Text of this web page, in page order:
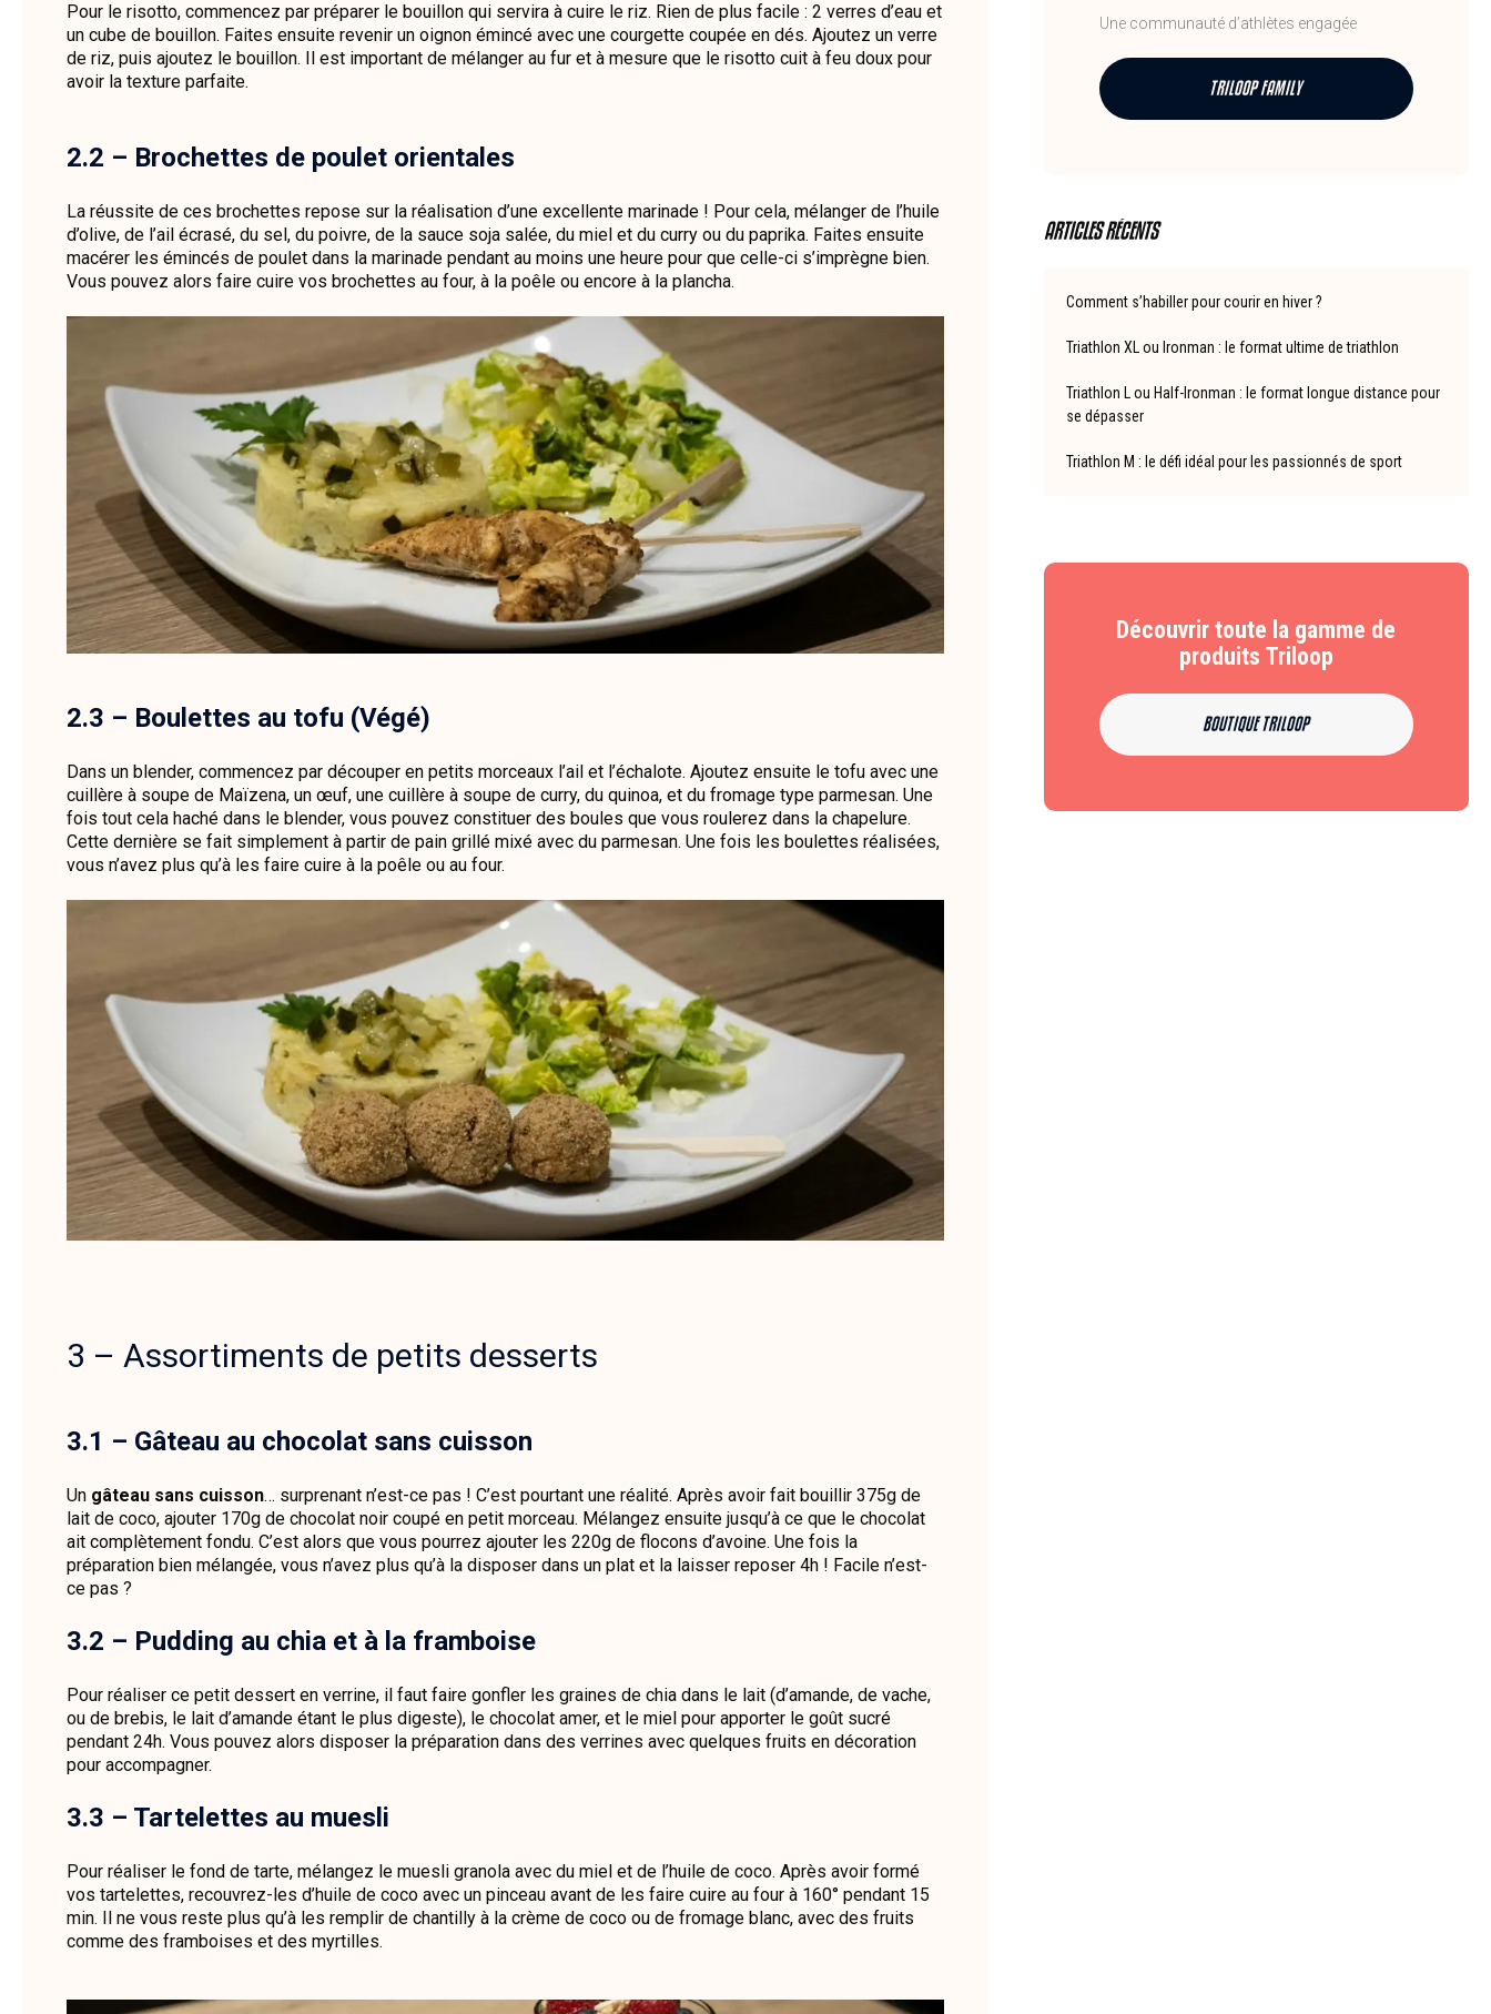
Pour le risotto, commencez par préparer le bouillon qui servira à cuire le riz. Rien de plus facile : 2 verres d’eau et
un cube de bouillon. Faites ensuite revenir un oignon émincé avec une courgette coupée en dés. Ajoutez un verre
de riz, puis ajoutez le bouillon. Il est important de mélanger au fur et à mesure que le risotto cuit à feu doux pour
avoir la texture parfaite.
2.2 – Brochettes de poulet orientales
La réussite de ces brochettes repose sur la réalisation d’une excellente marinade ! Pour cela, mélanger de l’huile
d’olive, de l’ail écrasé, du sel, du poivre, de la sauce soja salée, du miel et du curry ou du paprika. Faites ensuite
macérer les émincés de poulet dans la marinade pendant au moins une heure pour que celle-ci s’imprègne bien.
Vous pouvez alors faire cuire vos brochettes au four, à la poêle ou encore à la plancha.
2.3 – Boulettes au tofu (Végé)
Dans un blender, commencez par découper en petits morceaux l’ail et l’échalote. Ajoutez ensuite le tofu avec une
cuillère à soupe de Maïzena, un œuf, une cuillère à soupe de curry, du quinoa, et du fromage type parmesan. Une
fois tout cela haché dans le blender, vous pouvez constituer des boules que vous roulerez dans la chapelure.
Cette dernière se fait simplement à partir de pain grillé mixé avec du parmesan. Une fois les boulettes réalisées,
vous n’avez plus qu’à les faire cuire à la poêle ou au four.
3 – Assortiments de petits desserts
3.1 – Gâteau au chocolat sans cuisson
Un gâteau sans cuisson… surprenant n’est-ce pas ! C’est pourtant une réalité. Après avoir fait bouillir 375g de
lait de coco, ajouter 170g de chocolat noir coupé en petit morceau. Mélangez ensuite jusqu’à ce que le chocolat
ait complètement fondu. C’est alors que vous pourrez ajouter les 220g de flocons d’avoine. Une fois la
préparation bien mélangée, vous n’avez plus qu’à la disposer dans un plat et la laisser reposer 4h ! Facile n’est-
ce pas ?
3.2 – Pudding au chia et à la framboise
Pour réaliser ce petit dessert en verrine, il faut faire gonfler les graines de chia dans le lait (d’amande, de vache,
ou de brebis, le lait d’amande étant le plus digeste), le chocolat amer, et le miel pour apporter le goût sucré
pendant 24h. Vous pouvez alors disposer la préparation dans des verrines avec quelques fruits en décoration
pour accompagner.
3.3 – Tartelettes au muesli
Pour réaliser le fond de tarte, mélangez le muesli granola avec du miel et de l’huile de coco. Après avoir formé
vos tartelettes, recouvrez-les d’huile de coco avec un pinceau avant de les faire cuire au four à 160° pendant 15
min. Il ne vous reste plus qu’à les remplir de chantilly à la crème de coco ou de fromage blanc, avec des fruits
comme des framboises et des myrtilles.
Une communauté d’athlètes engagée
TRILOOP FAMILY
ARTICLES RÉCENTS
Comment s’habiller pour courir en hiver ?
Triathlon XL ou Ironman : le format ultime de triathlon
Triathlon L ou Half-Ironman : le format longue distance pour
se dépasser
Triathlon M : le défi idéal pour les passionnés de sport
Découvrir toute la gamme de
produits Triloop
BOUTIQUE TRILOOP